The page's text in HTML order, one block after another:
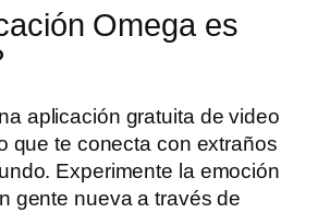
Omega es
aplicación gratuita de video
que te conecta con extraños
Experimente la emoción
gente nueva a través de